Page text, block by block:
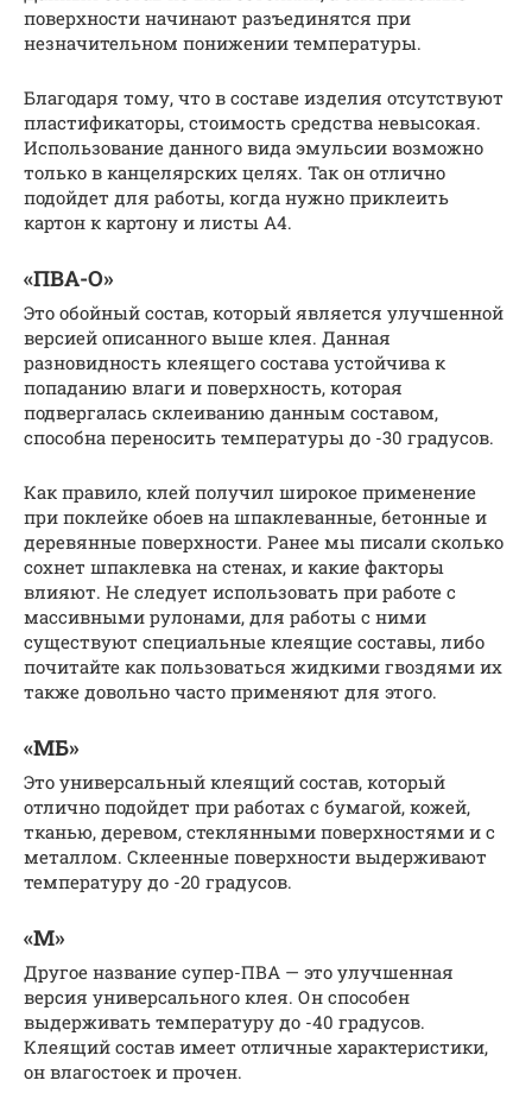
поверхности начинают разъединятся при
незначительном понижении температуры.
Благодаря тому, что в составе изделия отсутствуют
пластификаторы, стоимость средства невысокая.
Использование данного вида эмульсии возможно
только в канцелярских целях. Так он отлично
подойдет для работы, когда нужно приклеить
картон к картону и листы А4.
«ПВА-О»
Это обойный состав, который является улучшенной
версией описанного выше клея. Данная
разновидность клеящего состава устойчива к
попаданию влаги и поверхность, которая
подвергалась склеиванию данным составом,
способна переносить температуры до -30 градусов.
Как правило, клей получил широкое применение
при поклейке обоев на шпаклеванные, бетонные и
деревянные поверхности. Ранее мы писали сколько
сохнет шпаклевка на стенах, и какие факторы
влияют. Не следует использовать при работе с
массивными рулонами, для работы с ними
существуют специальные клеящие составы, либо
почитайте как пользоваться жидкими гвоздями их
также довольно часто применяют для этого.
«МБ»
Это универсальный клеящий состав, который
отлично подойдет при работах с бумагой, кожей,
тканью, деревом, стеклянными поверхностями и с
металлом. Склеенные поверхности выдерживают
температуру до -20 градусов.
«М»
Другое название супер-ПВА — это улучшенная
версия универсального клея. Он способен
выдерживать температуру до -40 градусов.
Клеящий состав имеет отличные характеристики,
он влагостоек и прочен.